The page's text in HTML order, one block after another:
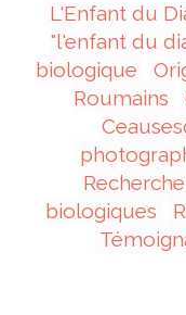
L'Enfant du
"l'enfant du
biologique
Roumains
Recherche
biologiques